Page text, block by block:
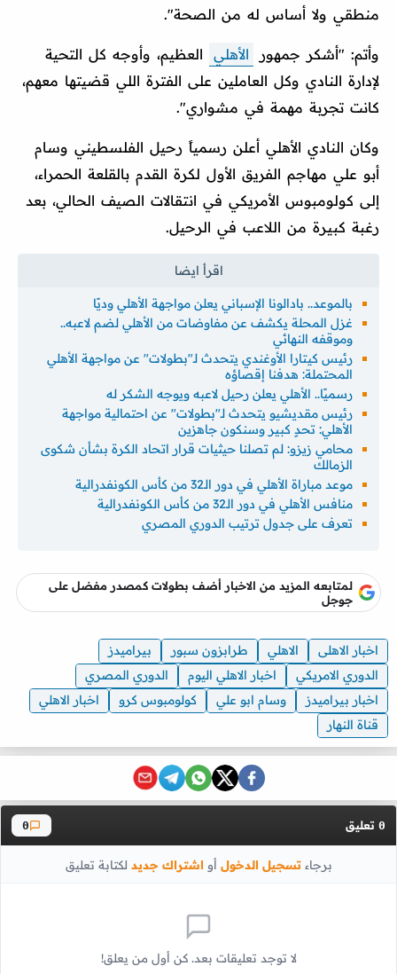
منطقي ولا أساس له من الصحة".
وأتم: "أشكر جمهور الأهلي
العظيم، وأوجه كل التحية
لإدارة النادي وكل العاملين على الفترة اللي قضيتها معهم،
كانت تجربة مهمة في مشواري".
وكان النادي الأهلي أعلن رسمياً رحيل الفلسطيني وسام
أبو علي مهاجم الفريق الأول لكرة القدم بالقلعة الحمراء،
إلى كولومبوس الأمريكي في انتقالات الصيف الحالي، بعد
رغبة كبيرة من اللاعب في الرحيل.
بالموعد.. بادالونا الإسباني يعلن مواجهة الأهلي وديًا
غزل المحلة يكشف عن مفاوضات من الأهلي لضم لاعبه..
وموقفه النهائي
رئيس كيتارا الأوغندي يتحدث لـ"بطولات" عن مواجهة الأهلي
المحتملة: هدفنا إقصاؤه
رسميًا.. الأهلي يعلن رحيل لاعبه ويوجه الشكر له
رئيس مقديشيو يتحدث لـ"بطولات" عن احتمالية مواجهة
الأهلي: تحدٍ كبير وسنكون جاهزين
محامي زيزو: لم تصلنا حيثيات قرار اتحاد الكرة بشأن شكوى
الزمالك
موعد مباراة الأهلي في دور الـ32 من كأس الكونفدرالية
منافس الأهلي في دور الـ32 من كأس الكونفدرالية
تعرف على جدول ترتيب الدوري المصري
لمتابعه المزيد من الاخبار أضف بطولات كمصدر مفضل على
جوجل
اخبار الاهلى الاهلي طرابزون سبور
بيراميدز
الدوري الامريكي
اخبار الاهلي اليوم
الدوري المصري
اخبار بيراميدز
وسام ابو علي كولومبوس كرو
اخبار الاهلي
قناة النهار
0 تعليق 0
برجاءتسجيل الدخول أواشتراك جديد لكتابة تعليق
لا توجد تعليقات بعد. كن أول من يعلق!